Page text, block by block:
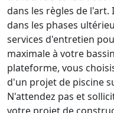
dans les règles de
dans les phases
services d'entretien
maximale à votre
plateforme, vous
d'un projet de piscine
N'attendez pas et